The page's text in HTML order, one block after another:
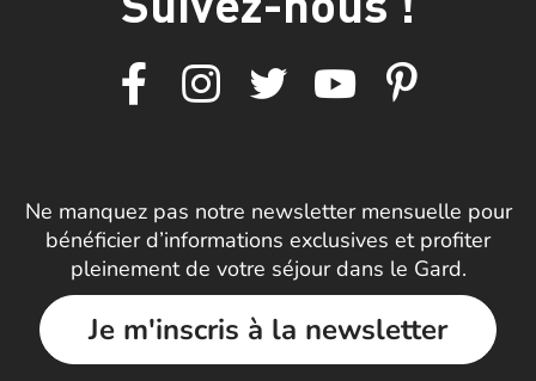
Ne manquez pas notre newsletter mensuelle pour
bénéficier d’informations exclusives et profiter
pleinement de votre séjour dans le Gard.
Je m'inscris à la newsletter